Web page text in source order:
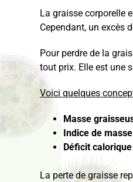
La graisse corporelle
Cependant, un excès
Pour perdre de la
tout prix. Elle est une
Voici quelques
Masse
Indice de
Déficit calorique
La perte de graisse